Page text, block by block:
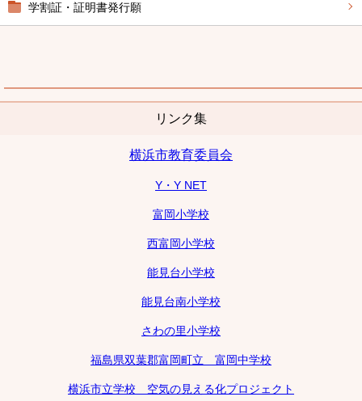
学割証・証明書発行願
リンク集
横浜市教育委員会
Y・Y NET
富岡小学校
西富岡小学校
能見台小学校
能見台南小学校
さわの里小学校
福島県双葉郡富岡町立 富岡中学校
横浜市立学校 空気の見える化プロジェクト